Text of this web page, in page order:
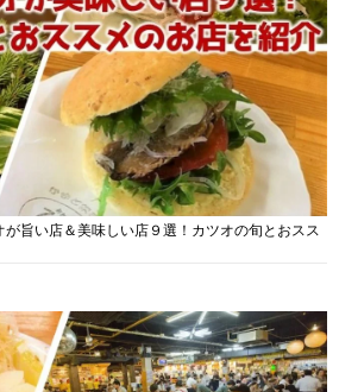
が旨い店＆美味しい店９選！カツオの旬とおスス